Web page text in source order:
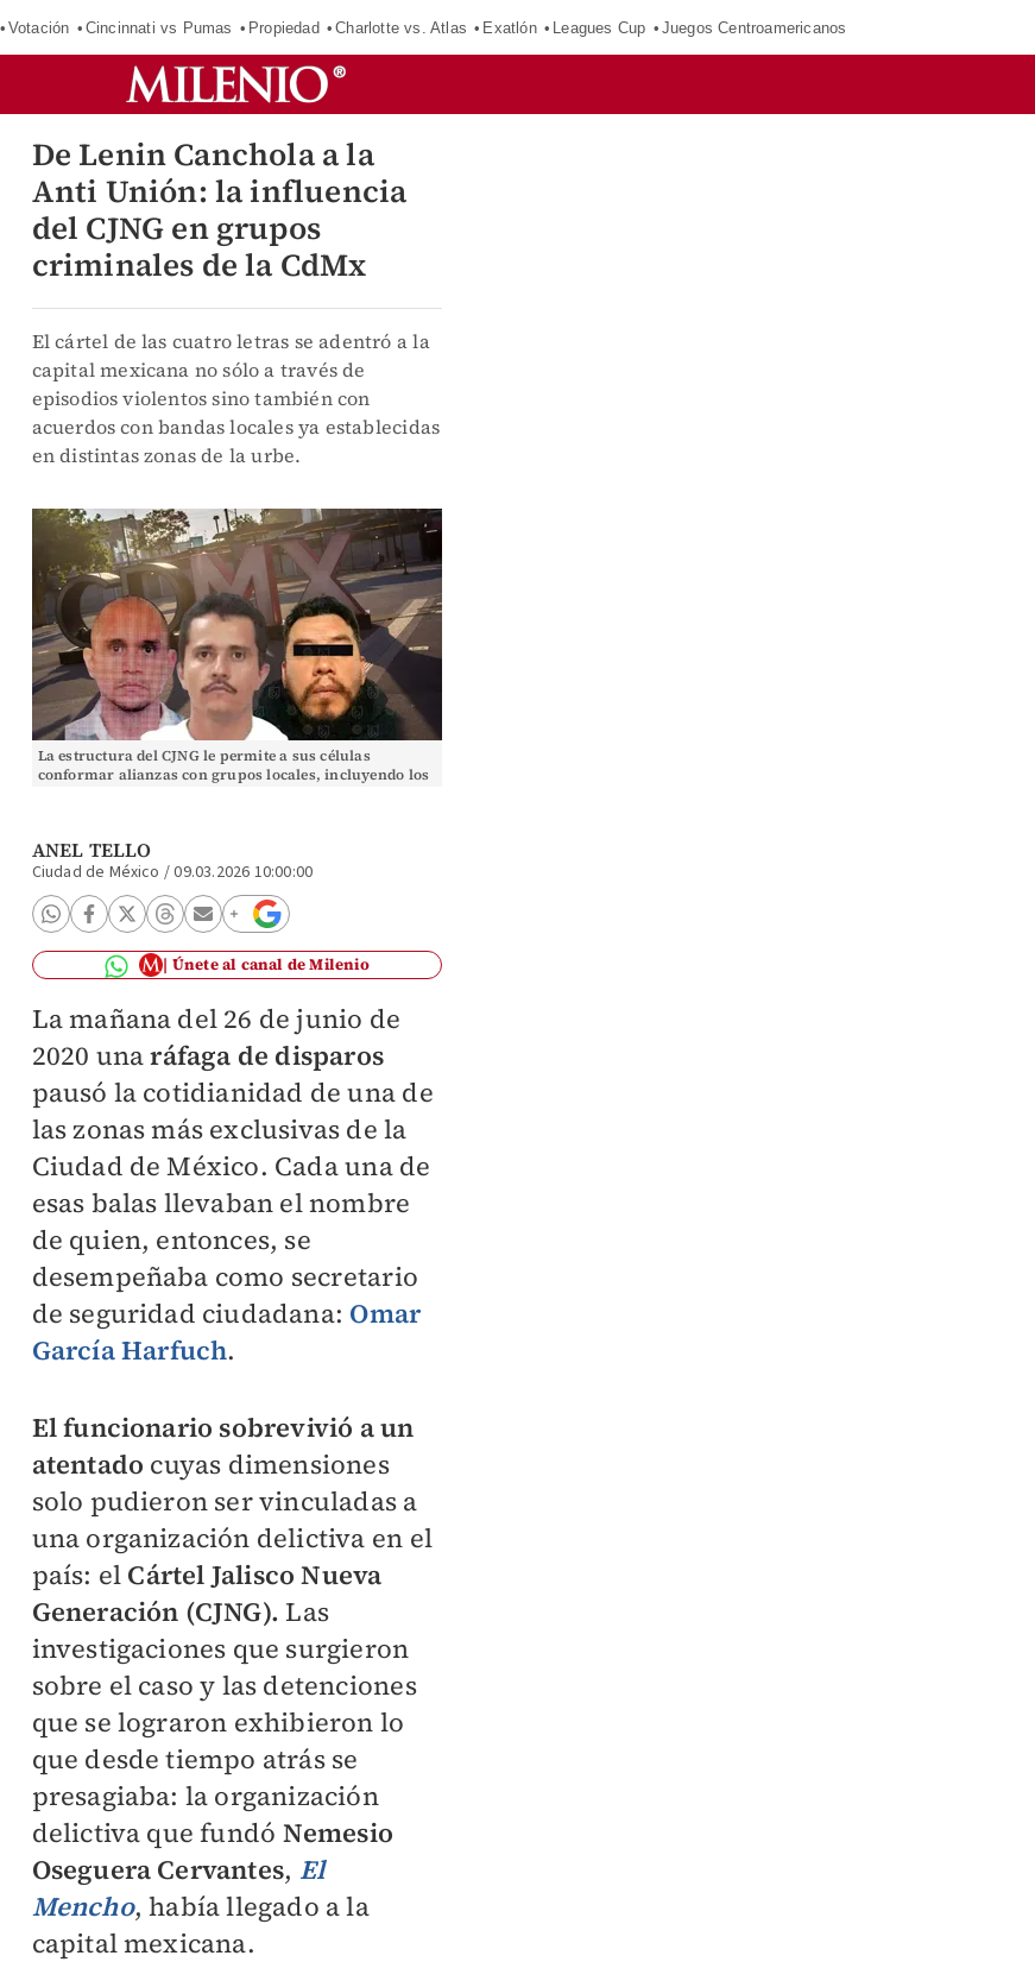
Votación Cincinnati vs Pumas Propiedad Charlotte vs. Atlas Exatlón Leagues Cup Juegos Centroamericanos
De Lenin Canchola a la
Anti Unión: la influencia
del CJNG en grupos
criminales de la CdMx
El cártel de las cuatro letras se adentró a la
capital mexicana no sólo a través de
episodios violentos sino también con
acuerdos con bandas locales ya establecidas
en distintas zonas de la urbe.
La estructura del CJNG le permite a sus células
conformar alianzas con grupos locales, incluyendo los
ANEL TELLO
Ciudad de México /09.03.2026 10:00:00
Únete al canal de Milenio
La mañana del 26 de junio de
2020 unaráfaga de disparos
pausó la cotidianidad de una de
las zonas más exclusivas de la
Ciudad de México. Cada una de
esas balas llevaban el nombre
de quien, entonces, se
desempeñaba como secretario
de seguridad ciudadana: Omar
García Harfuch.
El funcionario sobrevivió a un
atentado cuyas dimensiones
solo pudieron ser vinculadas a
una organización delictiva en el
país: el Cártel Jalisco Nueva
Generación (CJNG).Las
investigaciones que surgieron
sobre el caso y las detenciones
que se lograron exhibieron lo
que desde tiempo atrás se
presagiaba: la organización
delictiva que fundó Nemesio
Oseguera Cervantes, El
Mencho, había llegado a la
capital mexicana.